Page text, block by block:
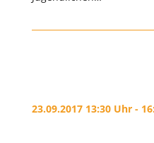
23.09.2017 13:30 Uhr -